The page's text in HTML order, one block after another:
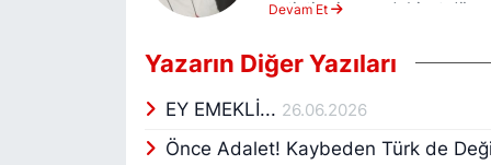
yetiştirmiş ve edebiyat
ekonomik ve kültürel
oyun ve 3 tanede çocuk
şirket? " ve son yazdığı
kazanılmasında Ankara ve
Devam Et
Yazarın Diğer Yazıları
EY EMEKLİ... 26.06.2026
Önce Adalet! Kaybeden Türk de